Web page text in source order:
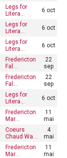
Legs for
Litera…
6 oct
Legs for
Litera…
6 oct
Legs for
Litera…
6 oct
Fredericton
Fal…
22
sep
Fredericton
Fal…
22
sep
Legs for
Litera…
6 oct
Fredericton
Mar…
11
mai
Coeurs
Chaud Wa…
4
mai
Fredericton
Mar…
11
mai